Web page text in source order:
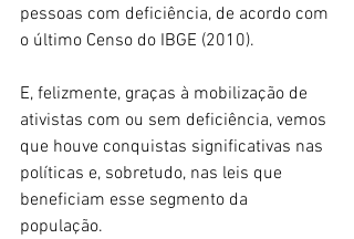
pessoas com deficiência, de acordo com
o último Censo do IBGE (2010).
E, felizmente, graças à mobilização de
ativistas com ou sem deficiência, vemos
que houve conquistas significativas nas
políticas e, sobretudo, nas leis que
beneficiam esse segmento da
população.